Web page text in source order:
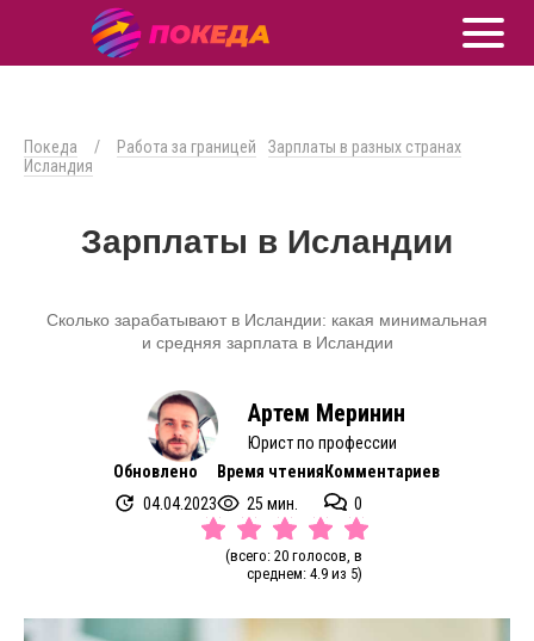
Покеда / Работа за границей
Зарплаты в разных странах
Исландия
Зарплаты в Исландии
Сколько зарабатывают в Исландии: какая минимальная
и средняя зарплата в Исландии
Артем Меринин
Юрист по профессии
Обновлено
04.04.2023
Время чтения
25 мин.
Комментариев
0
(всего: 20 голосов, в
среднем: 4.9 из 5)